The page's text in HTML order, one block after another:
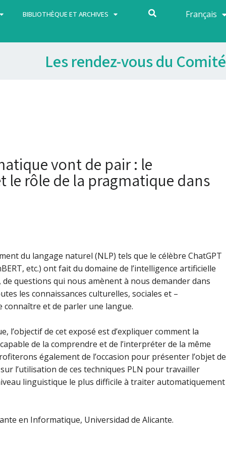
BIBLIOTHÈQUE ET ARCHIVES Français
Español
Les rendez-vous du Comité
vont de pair : le
rôle de la pragmatique dans
du langage naturel (NLP) tels que le célèbre ChatGPT
etc.) ont fait du domaine de l’intelligence artificielle
de questions qui nous amènent à nous demander dans
les connaissances culturelles, sociales et –
et de parler une langue.
l’objectif de cet exposé est d’expliquer comment la
de la comprendre et de l’interpréter de la même
également de l’occasion pour présenter l’objet de
l’utilisation de ces techniques PLN pour travailler
linguistique le plus difficile à traiter automatiquement
en Informatique, Universidad de Alicante.